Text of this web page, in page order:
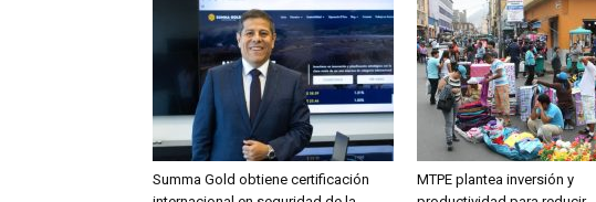
Summa Gold obtiene certificación
MTPE plantea inversión y